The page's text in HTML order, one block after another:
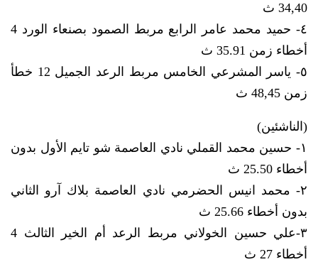
34,40 ث
٤- حميد محمد عامر الرابع مربط الصمود بصنعاء الورد 4
أخطاء زمن 35.91 ث
٥- ياسر المشرعي الخامس مربط الرعد الجميل 12 خطأ
زمن 48,45 ث
(الناشئين)
١- حسين محمد القملي نادي العاصمة شو تايم الأول بدون
أخطاء 25.50 ث
٢- محمد انيس الحضرمي نادي العاصمة بلاك آرو الثاني
بدون أخطاء 25.66 ث
٣-علي حسين الخولاني مربط الرعد أم الخير الثالث 4
أخطاء 27 ث